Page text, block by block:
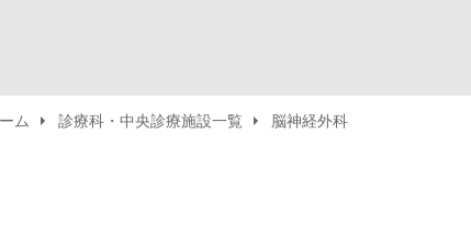
ム 診療科・中央診療施設一覧 脳神経外科